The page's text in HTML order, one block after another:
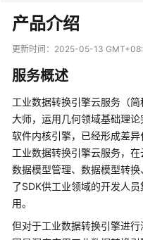
服
务
公
品
介
绍
产
品
产品介绍
更新时间： 2025-05-13
服务概述
工业数据转换引擎云服务（
大师，运用几何领域基础理
软件内核引擎，已经形成差
工业数据转换引擎云服务，
数据模型管理、数据模型转
了SDK供工业领域的开发人
用。
但对于工业数据转换引擎进